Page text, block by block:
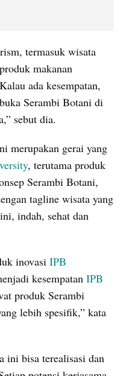
termasuk wisata
makanan
Serambi Botani di
sebut dia.
merupakan gerai yang
, terutama produk
Serambi Botani,
tagline wisata yang
indah, sehat dan
inovasi IPB
kesempatan IPB
produk Serambi
lebih spesifik,” kata
ini bisa terealisasi dan